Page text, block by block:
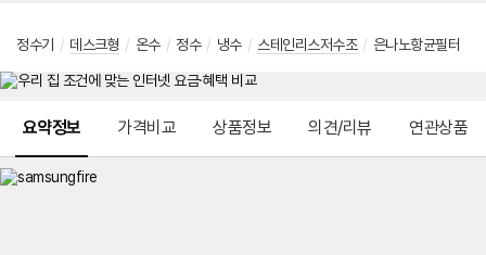
정수기 / 데스크형 / 온수 / 정수 / 냉수 / 스테인리스저수조 / 은나노항균필터
요약정보 가격비교 상품정보 의견/리뷰 연관상품